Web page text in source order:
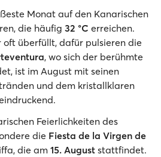
Monat auf den Kanarischen
die häufig 32 °C erreichen.
oft überfüllt, dafür pulsieren die
, wo sich der berühmte
ist im August mit seinen
und dem kristallklaren
Feierlichkeiten des
die Fiesta de la Virgen de
die am 15. August stattfindet.